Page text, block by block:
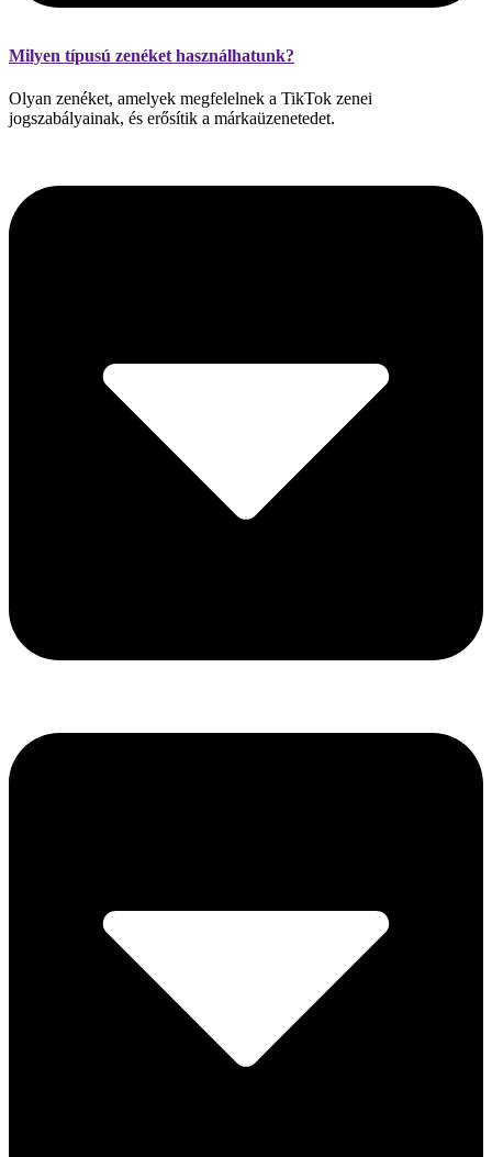
Milyen típusú zenéket használhatunk?
Olyan zenéket, amelyek megfelelnek a TikTok zenei
jogszabályainak, és erősítik a márkaüzenetedet.